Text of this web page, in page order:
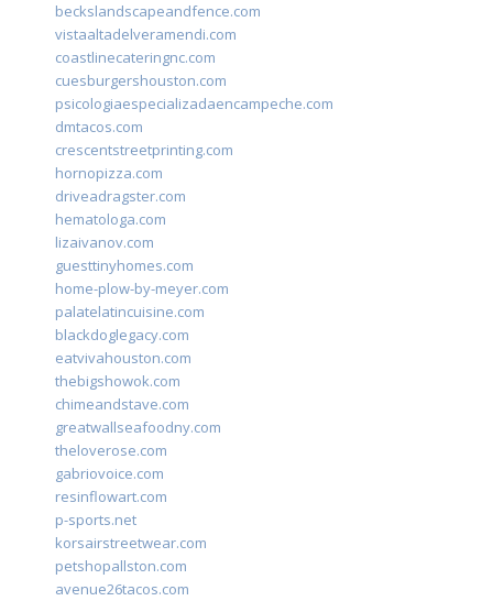
beckslandscapeandfence.com
vistaaltadelveramendi.com
coastlinecateringnc.com
cuesburgershouston.com
psicologiaespecializadaencampeche.com
dmtacos.com
crescentstreetprinting.com
hornopizza.com
driveadragster.com
hematologa.com
lizaivanov.com
guesttinyhomes.com
home-plow-by-meyer.com
palatelatincuisine.com
blackdoglegacy.com
eatvivahouston.com
thebigshowok.com
chimeandstave.com
greatwallseafoodny.com
theloverose.com
gabriovoice.com
resinflowart.com
p-sports.net
korsairstreetwear.com
petshopallston.com
avenue26tacos.com